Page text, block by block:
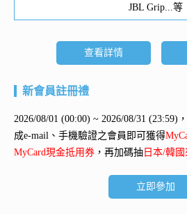
JBL Grip...等
查看詳情
新會員註冊禮
2026/08/01 (00:00) ~ 2026/08/31 (23:59)
成e-mail、手機驗證之會員即可獲得
MyCard現金抵用券 ，再加碼抽 日本/韓
立即參加